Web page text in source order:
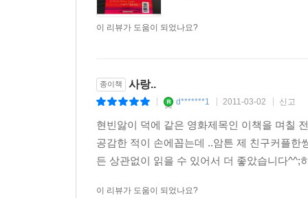
이 리뷰가 도움이 되었나요?
종이책 사랑..
d*******1 2011-03-02 신고
현빈앓이 덕에 같은 영화제목인 이책을 며칠
공감한 적이 손에꼽는데 ..암튼 제 친구커플
든 상관없이 읽을 수 있어서 더 좋았습니다^^;
이 리뷰가 도움이 되었나요?